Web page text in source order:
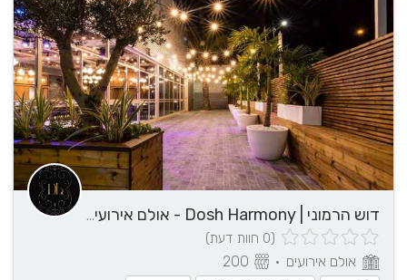
דוש הרמוני | Dosh Harmony - אולם אירועים במרכז
(0 חוות דעת)
אולם אירועים •